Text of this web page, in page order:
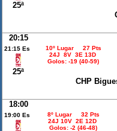
25ª
20:15
21:15 Es
25ª
10º Lugar 27 Pts
24J 8V 3E 13D
Golos: -19 (40-59)
CHP
18:00
19:00 Es
8º Lugar 32 Pts
24J 10V 2E 12D
Golos: -2 (46-48)